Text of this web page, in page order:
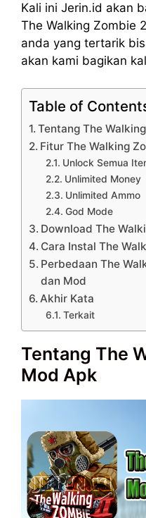
Kali ini Jerin.id akan
The Walking Zombie
anda yang tertarik
akan kami bagikan
Table of
Tentang The
Fitur The Walking
Unlock Semua
Unlimited Money
Unlimited Ammo
God Mode
Download The
Cara Instal The
Perbedaan The
dan Mod
Akhir Kata
Terkait
Tentang The
Mod Apk